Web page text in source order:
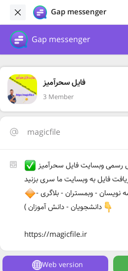
Gap messenger
Gap messenger
فایل سحرآمیز
3 Member
magicfile
رسمی وبسایت فایل سحرآمیز
فایل به وبسایت ما سری بزنید
نویسان - وبمستران - بلاگری -
دانشجویان - دانش آموزان )
https://magicfile.ir
Web version